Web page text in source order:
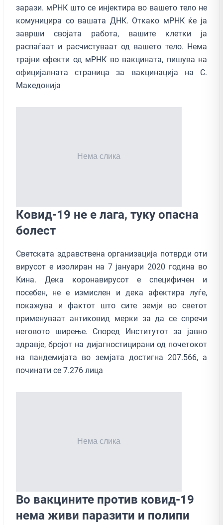
зарази. мРНК што се инјектира во вашето тело не
комуницира со вашата ДНК. Откако мРНК ќе ја
заврши својата работа, вашите клетки ја
распаѓаат и расчистуваат од вашето тело. Нема
трајни ефекти од мРНК во вакцината, пишува на
официјалната страница за вакцинација на С.
Македонија
Ковид-19 не е лага, туку опасна
болест
Светската здравствена организација потврди оти
вирусот е изолиран на 7 јануари 2020 година во
Кина. Дека коронавирусот е специфичен и
посебен, не е измислен и дека афектира луѓе,
покажува и фактот што сите земји во светот
применуваат антиковид мерки за да се спречи
неговото ширење. Според Институтот за јавно
здравје, бројот на дијагностицирани од почетокот
на пандемијата во земјата достигна 207.566, а
починати се 7.276 лица
Во вакцините против ковид-19
нема живи паразити и полипи